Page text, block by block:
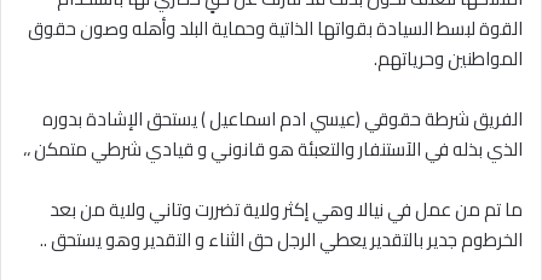
القوة لبسط السيادة بقواتها الذاتية وحماية البلد وأهله وصون حقوق
المواطنين وحرياتهم.
الفريق شرطة حقوقي (عيسي ادم اسماعيل ) يستحق الإشادة بدوره
الذي بذله في الآستنفار والتعبئة هو قانوني و قيادي شرطي متمكن ،،
ما تم من عمل في نيالا وهي إكثر ولاية تضررت وتاني ولاية من بعد
الخرطوم جدير بالتقدير يعطي الرجل حق الثناء و التقدير وهو يستحق ..